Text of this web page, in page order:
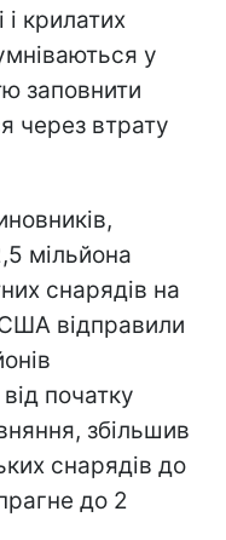
крилатих
у
заповнити
через втрату
мільйона
снарядів на
відправили
початку
збільшив
снарядів до
до 2